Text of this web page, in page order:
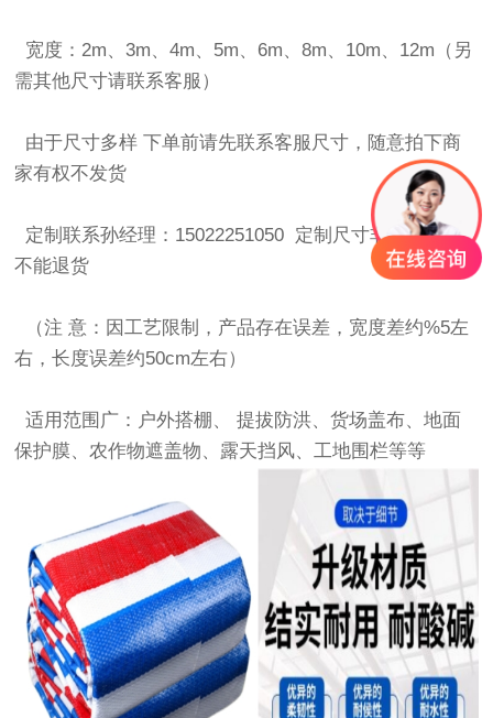
宽度：2m、3m、4m、5m、6m、8m、10m、12m（另
需其他尺寸请联系客服）
由于尺寸多样 下单前请先联系客服尺寸，随意拍下商
家有权不发货
定制联系孙经理：15022251050 定制尺寸非质量问题
不能退货
（注 意：因工艺限制，产品存在误差，宽度差约%5左
右，长度误差约50cm左右）
适用范围广：户外搭棚、 提拔防洪、货场盖布、地面
保护膜、农作物遮盖物、露天挡风、工地围栏等等